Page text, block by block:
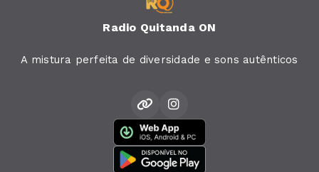
Radio Quitanda ON
A mistura perfeita de diversidade e sons autênticos